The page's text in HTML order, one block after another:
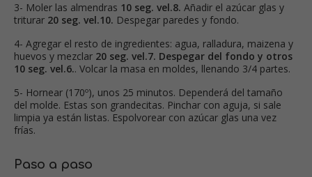
3- Moler las almendras 10 seg. vel.8. Añadir el azúcar glas y
triturar 20 seg. vel.10. Despegar paredes y fondo.
4- Agregar el resto de ingredientes: agua, ralladura, maizena y
huevos y mezclar 20 seg. vel.7. Despegar del fondo y otros
10 seg. vel.6.. Volcar la masa en moldes, llenando 3/4 partes.
5- Hornear (170º), unos 25 minutos. Dependerá del tamaño
del molde. Estas son grandecitas. Pinchar con aguja, si sale
limpia ya están listas. Espolvorear con azúcar glas una vez
frías.
Paso a paso